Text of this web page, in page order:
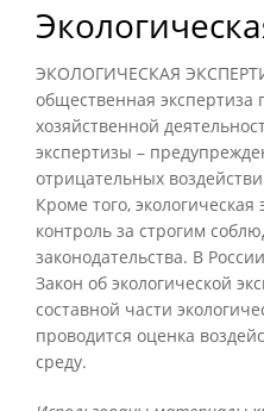
ЭКОЛОГИЧЕСКАЯ
общественная экспертиза
хозяйственной
экспертизы –
отрицательных
Кроме того,
контроль за строгим
законодательства. В
Закон об экологической
составной части
проводится оценка
среду.